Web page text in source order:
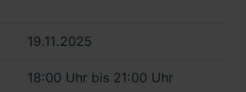
19.11.2025
18:00 Uhr bis 21:00 Uhr